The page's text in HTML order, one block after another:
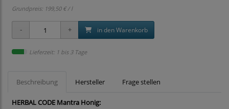
Grundpreis: 199,50 € / l
in den Warenkorb
Lieferzeit: 1 bis 3 Tage
Beschreibung Hersteller Frage stellen
HERBAL CODE Mantra Honig: